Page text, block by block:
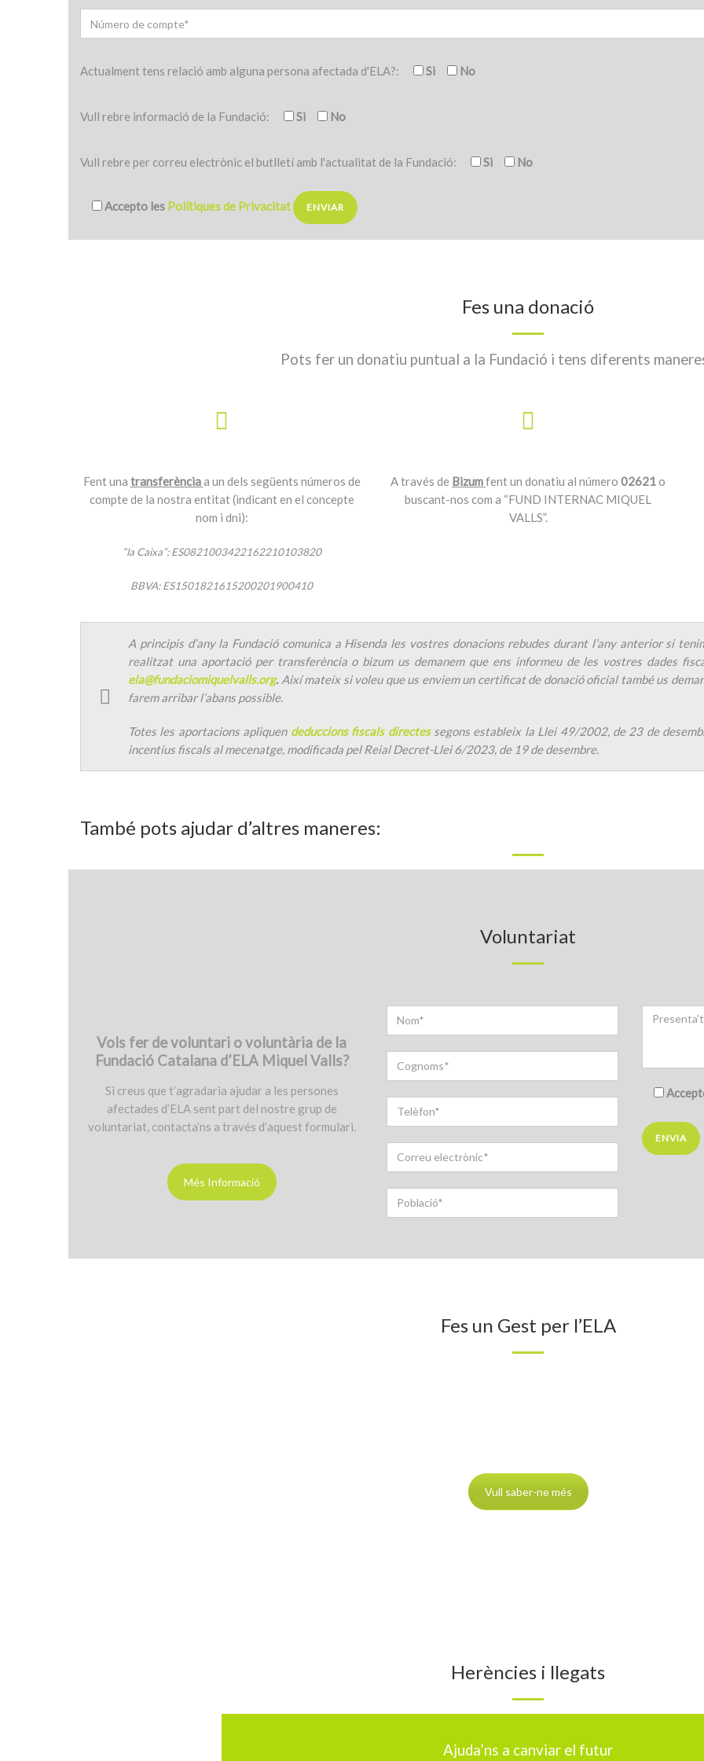
Actualment tens relació amb alguna persona afectada d'ELA?: Si No
Vull rebre informació de la Fundació: Si No
Vull rebre per correu electrònic el butlletí amb l'actualitat de la Fundació: Si No
Accepto les Polítiques de Privacitat
Fes una donació
Pots fer un donatiu puntual a la Fundació i tens diferents
Fent una transferènciaa un dels següents números de
compte de la nostra entitat (indicant en el concepte
nom i dni):
“la Caixa”: ES0821003422162210103820
BBVA: ES1501821615200201900410
A través de Bizumfent un donatiu al número 02621o
buscant-nos com a “FUND INTERNAC MIQUEL
VALLS”.
A principis d’any la Fundació comunica a Hisenda les vostres donacions rebudes durant l’any anterior si
realitzat una aportació per transferència o bizum us demanem que ens informeu de les vostres dades
ela@fundaciomiquelvalls.org.Així mateix si voleu que us enviem un certificat de donació oficial també us
farem arribar l’abans possible.
Totes les aportacions apliquen deduccions fiscals directessegons estableix la Llei 49/2002, de 23 de
incentius fiscals al mecenatge, modificada pel Reial Decret-Llei 6/2023, de 19 de desembre.
També pots ajudar d’altres maneres:
Voluntariat
Vols fer de voluntari o voluntària de la
Fundació Catalana d’ELA Miquel Valls?
Si creus que t’agradaria ajudar a les persones
afectades d’ELA sent part del nostre grup de
voluntariat, contacta’ns a través d’aquest formulari.
Més Informació
Fes un Gest per l’ELA
Vull saber-ne més
Herències i llegats
Ajuda’ns a canviar el futur